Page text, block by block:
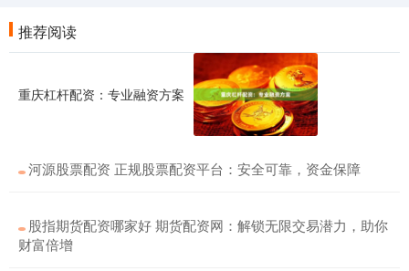
推荐阅读
重庆杠杆配资：专业融资方案
河源股票配资 正规股票配资平台：安全可靠，资金保障
股指期货配资哪家好 期货配资网：解锁无限交易潜力，助你
财富倍增